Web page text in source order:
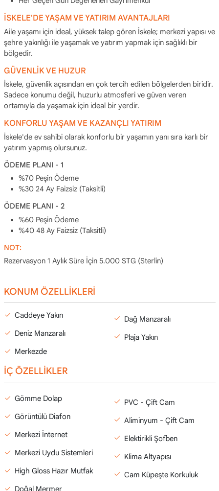
İSKELE'DE YAŞAM VE YATIRIM AVANTAJLARI
Aile yaşamı için ideal, yüksek talep gören İskele; merkezi yapısı ve
şehre yakınlığı ile yaşamak ve yatırım yapmak için sağlıklı bir
bölgedir.
GÜVENLİK VE HUZUR
İskele, güvenlik açısından en çok tercih edilen bölgelerden biridir.
Sadece konumu değil, huzurlu atmosferi ve güven veren
ortamıyla da yaşamak için ideal bir yerdir.
KONFORLU YAŞAM VE KAZANÇLI YATIRIM
İskele'de ev sahibi olarak konforlu bir yaşamın yanı sıra karlı bir
yatırım yapmış olursunuz.
ÖDEME PLANI - 1
%70 Peşin Ödeme
%30 24 Ay Faizsiz (Taksitli)
ÖDEME PLANI - 2
%60 Peşin Ödeme
%40 48 Ay Faizsiz (Taksitli)
NOT:
Rezervasyon 1 Aylık Süre İçin 5.000 STG (Sterlin)
KONUM ÖZELLİKLERİ
Caddeye Yakın
Deniz Manzaralı
Merkezde
Dağ Manzaralı
Plaja Yakın
İÇ ÖZELLİKLER
Gömme Dolap
Görüntülü Diafon
Merkezi İnternet
Merkezi Uydu Sistemleri
High Gloss Hazır Mutfak
Doğal Mermer
PVC - Çift Cam
Aliminyum - Çift Cam
Elektirikli Şofben
Klima Altyapısı
Cam Küpeşte Korkuluk